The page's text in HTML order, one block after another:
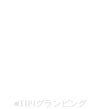
■TIPIグランピング